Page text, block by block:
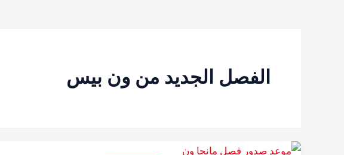
الفصل الجديد من ون بيس